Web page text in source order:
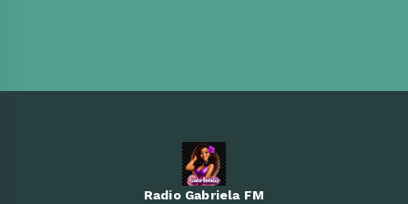
Radio Gabriela FM